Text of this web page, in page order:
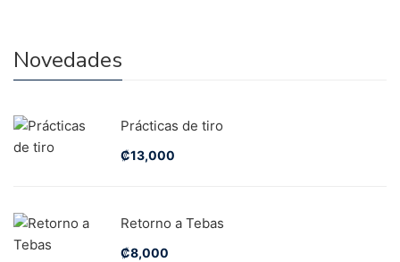
Novedades
Prácticas de tiro
₡13,000
Retorno a Tebas
₡8,000